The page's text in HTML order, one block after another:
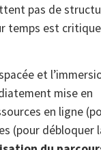
pas de
temps est
et
mise en
en ligne
(pour débloquer